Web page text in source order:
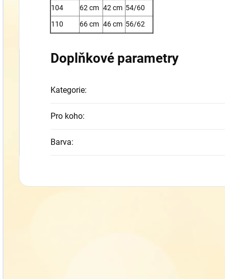
104
62 cm 42 cm 54/60
110
66 cm 46 cm 56/62
Doplňkové parametry
Kategorie:
Pro koho:
Barva: